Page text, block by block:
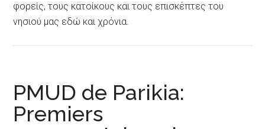
φορείς, τους κατοίκους και τους επισκέπτες του
νησιού μας εδώ και χρόνια.
PMUD de Parikia:
Premiers